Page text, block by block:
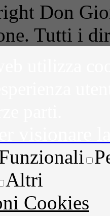
Don
Tutti i
Altri
Cookies